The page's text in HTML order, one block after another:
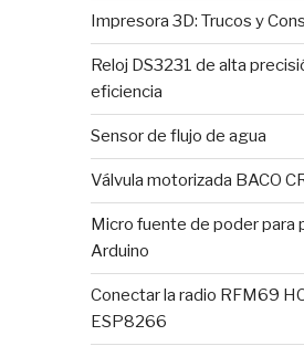
Impresora 3D: Trucos y
Reloj DS3231 de alta
eficiencia
Sensor de flujo de agua
Válvula motorizada BACO
Micro fuente de poder para
Arduino
Conectar la radio RFM69
ESP8266